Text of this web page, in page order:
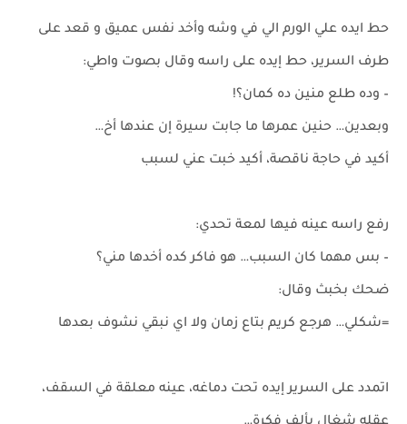
حط ايده علي الورم الي في وشه وأخد نفس عميق و قعد على
طرف السرير، حط إيده على راسه وقال بصوت واطي:
– وده طلع منين ده كمان؟!
وبعدين… حنين عمرها ما جابت سيرة إن عندها أخ…
أكيد في حاجة ناقصة، أكيد خبت عني لسبب
رفع راسه عينه فيها لمعة تحدي:
– بس مهما كان السبب… هو فاكر كده أخدها مني؟
ضحك بخبث وقال:
=شكلي… هرجع كريم بتاع زمان ولا اي نبقي نشوف بعدها
اتمدد على السرير إيده تحت دماغه، عينه معلقة في السقف،